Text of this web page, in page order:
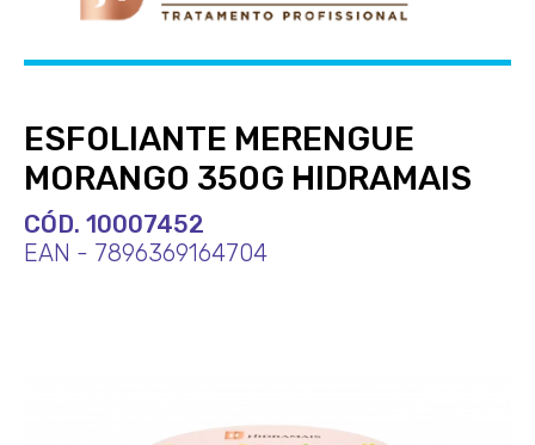
ESFOLIANTE MERENGUE
MORANGO 350G HIDRAMAIS
CÓD. 10007452
EAN - 7896369164704